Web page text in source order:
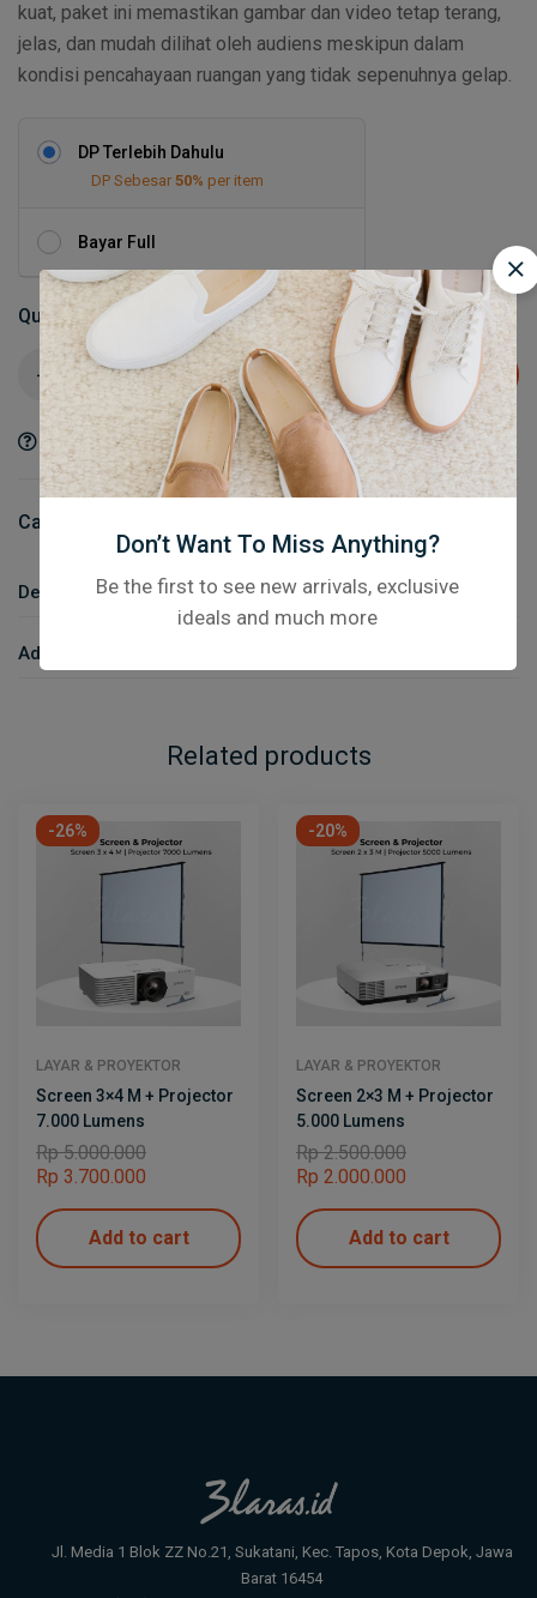
kuat, paket ini memastikan gambar dan video tetap terang,
jelas, dan mudah dilihat oleh audiens meskipun dalam
kondisi pencahayaan ruangan yang tidak sepenuhnya gelap.
DP Terlebih Dahulu
DP Sebesar 50% per item
Bayar Full
Quantity
Add to cart
Ask a Question Share
Category:
Description
Additional Information
Related products
-26%
LAYAR & PROYEKTOR
Screen 3×4 M + Projector
7.000 Lumens
Rp5.000.000
Rp 3.700.000
Add to cart
-20%
LAYAR & PROYEKTOR
Screen 2×3 M + Projector
5.000 Lumens
Rp2.500.000
Rp 2.000.000
Add to cart
Jl. Media 1 Blok ZZ No.21, Sukatani, Kec. Tapos, Kota Depok, Jawa
Barat 16454
Don’t Want To Miss Anything?
Be the first to see new arrivals, exclusive
ideals and much more